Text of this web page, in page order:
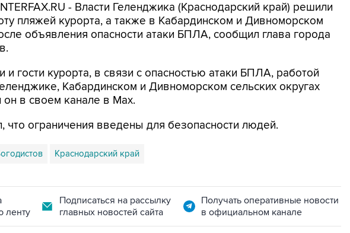
- Власти Геленджика (Краснодарский край) решили
пляжей курорта, а также в Кабардинском и Дивноморском
объявления опасности атаки БПЛА, сообщил глава города
гости курорта, в связи с опасностью атаки БПЛА, работой
Кабардинском и Дивноморском сельских округах
в своем канале в Max.
что ограничения введены для безопасности людей.
Краснодарский край
ленту
Подписаться на рассылку
главных новостей сайта
Получать оперативные новости
в официальном канале